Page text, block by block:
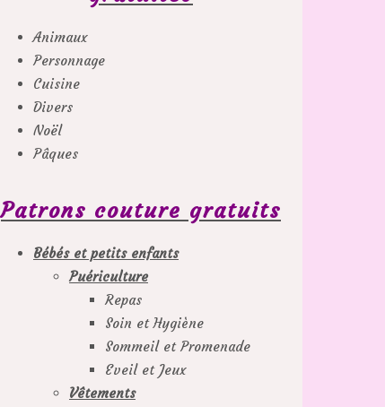
Animaux
Personnage
Cuisine
Divers
Noël
Pâques
Patrons couture gratuits
Bébés et petits enfants
Puériculture
Repas
Soin et Hygiène
Sommeil et Promenade
Eveil et Jeux
Vêtements